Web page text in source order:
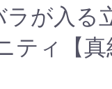
が入る
ティ【